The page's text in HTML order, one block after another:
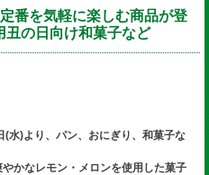
番を気軽に楽しむ商品が登
丑の日向け和菓子など
水)より、パン、おにぎり、和菓子な
かなレモン・メロンを使用した菓子